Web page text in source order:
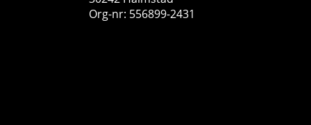
Org-nr: 556899-2431